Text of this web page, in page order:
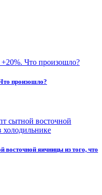
произошло?
восточной яичницы из того, что